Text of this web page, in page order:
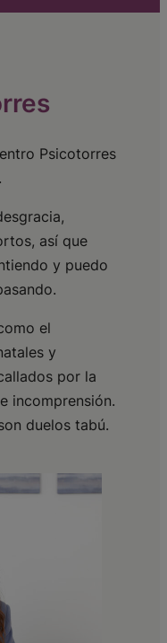
Psicotorres
así que
y puedo
el
y
por la
incomprensión.
duelos tabú.